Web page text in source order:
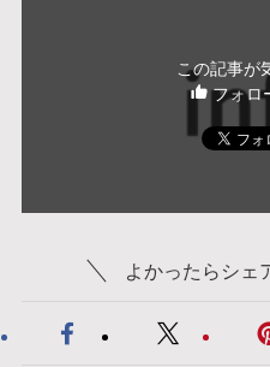
この記事が
フォロ
よかったらシェ